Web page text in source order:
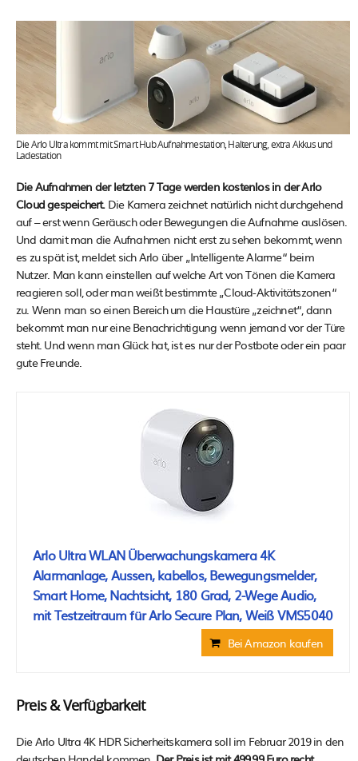
Die Arlo Ultra kommt mit Smart Hub Aufnahmestation, Halterung, extra Akkus und
Ladestation
Die Aufnahmen der letzten 7 Tage werden kostenlos in der Arlo
Cloud gespeichert.Die Kamera zeichnet natürlich nicht durchgehend
auf – erst wenn Geräusch oder Bewegungen die Aufnahme auslösen.
Und damit man die Aufnahmen nicht erst zu sehen bekommt, wenn
es zu spät ist, meldet sich Arlo über „Intelligente Alarme“ beim
Nutzer. Man kann einstellen auf welche Art von Tönen die Kamera
reagieren soll, oder man weißt bestimmte „Cloud-Aktivitätszonen“
zu. Wenn man so einen Bereich um die Haustüre „zeichnet“, dann
bekommt man nur eine Benachrichtigung wenn jemand vor der Türe
steht. Und wenn man Glück hat, ist es nur der Postbote oder ein paar
gute Freunde.
Arlo Ultra WLAN Überwachungskamera 4K
Alarmanlage, Aussen, kabellos, Bewegungsmelder,
Smart Home, Nachtsicht, 180 Grad, 2-Wege Audio,
mit Testzeitraum für Arlo Secure Plan, Weiß VMS5040
Bei Amazon kaufen
Preis & Verfügbarkeit
Die Arlo Ultra 4K HDR Sicherheitskamera soll im Februar 2019 in den